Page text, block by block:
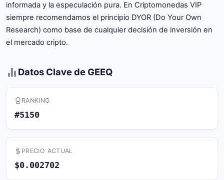
informada y la especulación pura. En Criptomonedas VIP
siempre recomendamos el principio DYOR (Do Your Own
Research) como base de cualquier decisión de inversión en
el mercado cripto.
Datos Clave de GEEQ
RANKING
#5150
PRECIO ACTUAL
$0.002702